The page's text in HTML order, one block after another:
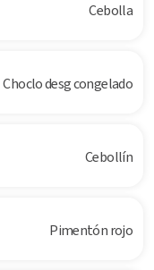
Cebolla
Choclo desg congelado
Cebollín
Pimentón rojo